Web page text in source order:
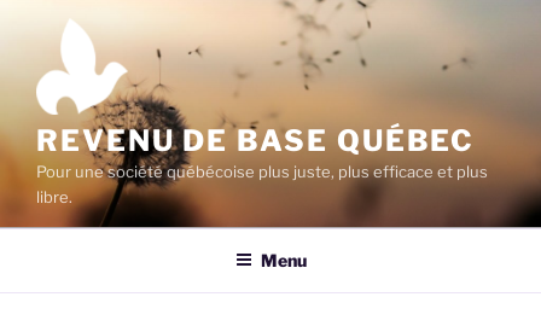
contenu
principal
REVENU DE BASE QUÉBEC
Pour une société québécoise plus juste, plus efficace et plus
libre.
Menu